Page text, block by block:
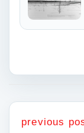
previous